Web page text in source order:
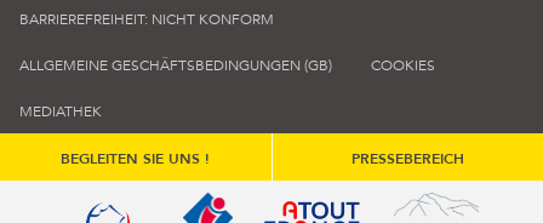
BARRIEREFREIHEIT: NICHT KONFORM
ALLGEMEINE GESCHÄFTSBEDINGUNGEN (GB) COOKIES
MEDIATHEK
BEGLEITEN SIE UNS ! PRESSEBEREICH
Qualité tourisme (s'ouvre dans une nouvelle fenêtre)
Office de tourisme de France (s'ouvre
Atout France (s'ouvre dans